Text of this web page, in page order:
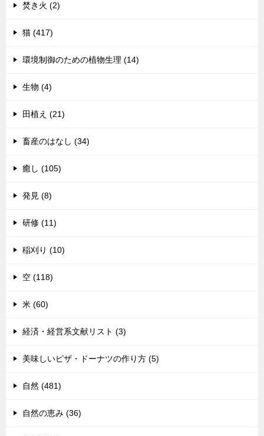
焚き火 (2)
猫 (417)
環境制御のための植物生理 (14)
生物 (4)
田植え (21)
畜産のはなし (34)
癒し (105)
発見 (8)
研修 (11)
稲刈り (10)
空 (118)
米 (60)
経済・経営系文献リスト (3)
美味しいピザ・ドーナツの作り方 (5)
自然 (481)
自然の恵み (36)